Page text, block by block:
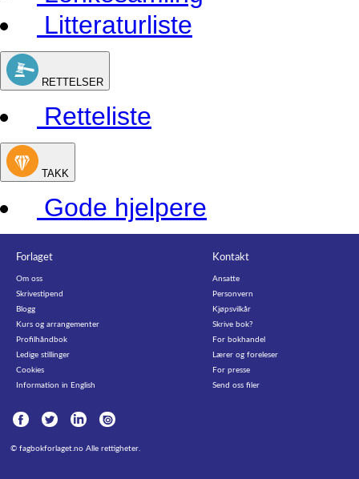
Litteraturliste
RETTELSER
Retteliste
TAKK
Gode hjelpere
Forlaget
Om oss
Skrivestipend
Blogg
Kurs og arrangementer
Profilhåndbok
Ledige stillinger
Cookies
Information in English
Kontakt
Ansatte
Personvern
Kjøpsvilkår
Skrive bok?
For bokhandel
Lærer og foreleser
For presse
Send oss filer
© fagbokforlaget.no Alle rettigheter.